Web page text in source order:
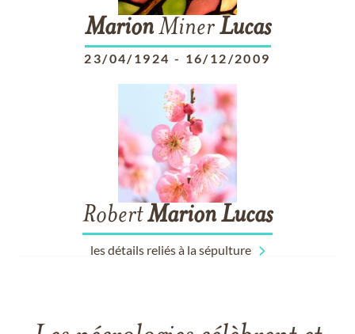
MarionMinerLucas
23/04/1924 - 16/12/2009
RobertMarionLucas
les détails reliés à la sépulture